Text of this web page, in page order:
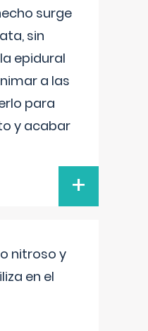
surge
sin
epidural
a las
para
y acabar
+
nitroso y
en el